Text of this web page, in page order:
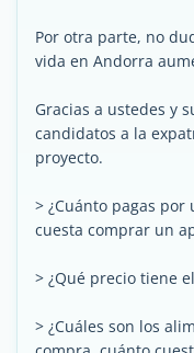
Por otra parte, no
vida en Andorra
Gracias a ustedes y
candidatos a la
proyecto.
> ¿Cuánto pagas
cuesta comprar un
> ¿Qué precio tiene
> ¿Cuáles son los